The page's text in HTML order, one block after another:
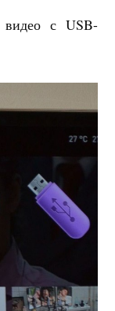
видео с USB-